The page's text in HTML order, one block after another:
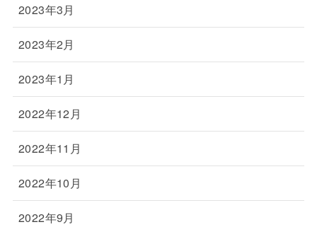
2023年3月
2023年2月
2023年1月
2022年12月
2022年11月
2022年10月
2022年9月